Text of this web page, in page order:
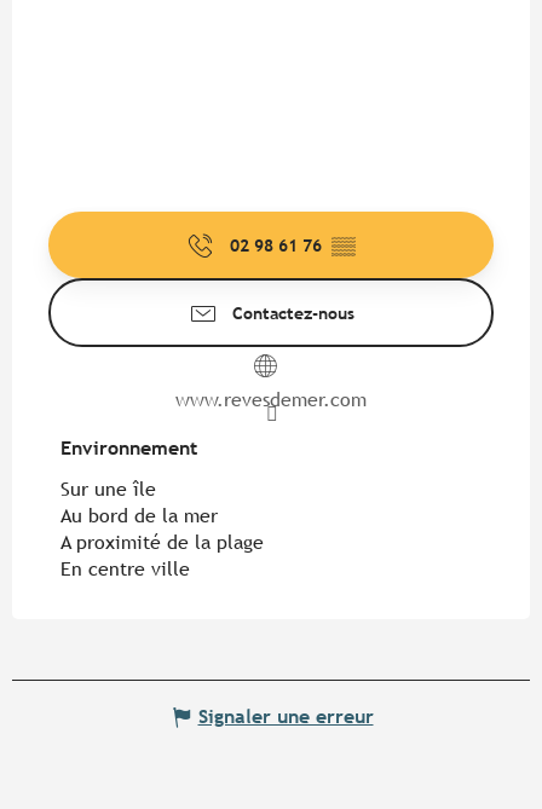
02 98 61 76 ▒▒
Contactez-nous
www.revesdemer.com
Environnement
Environnement
Sur une île
Au bord de la mer
A proximité de la plage
En centre ville
Signaler une erreur